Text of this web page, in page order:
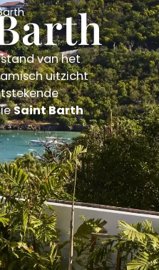
van het
uitzicht
Saint Barth